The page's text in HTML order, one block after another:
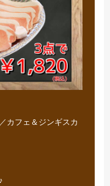
カフェ＆ジンギスカ